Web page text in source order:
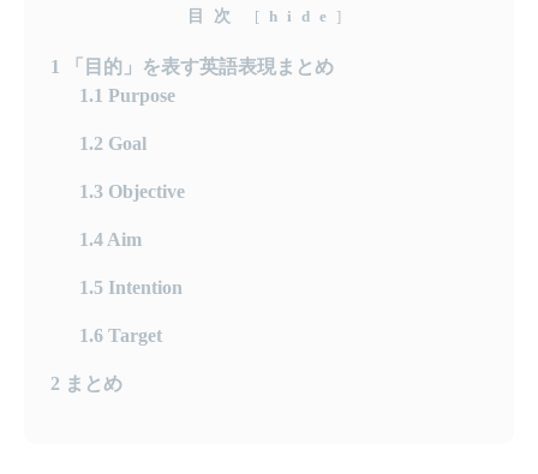
目次 [ hide ]
1 「目的」を表す英語表現まとめ
1.1 Purpose
1.2 Goal
1.3 Objective
1.4Aim
1.5 Intention
1.6 Target
2 まとめ